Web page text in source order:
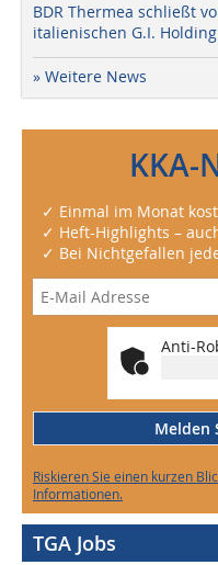
BDR Thermea schließt
italienischen G.I.
» Weitere News
KKA-
✓ Einmal im Monat
✓ Heft-Highlights –
✓ Bei Nichtgefallen
Anti-
Melden
Riskieren Sie einen kurzen
Informationen.
TGA Jobs